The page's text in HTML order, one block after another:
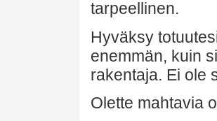
tarpeellinen.
Hyväksy
enemmän, kuin
rakentaja. Ei ole
Olette mahtavia